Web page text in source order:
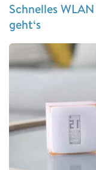
Schnelles
geht‘s